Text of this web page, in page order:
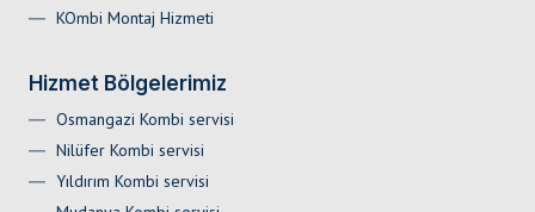
KOmbi Montaj Hizmeti
Hizmet Bölgelerimiz
Osmangazi Kombi servisi
Nilüfer Kombi servisi
Yıldırım Kombi servisi